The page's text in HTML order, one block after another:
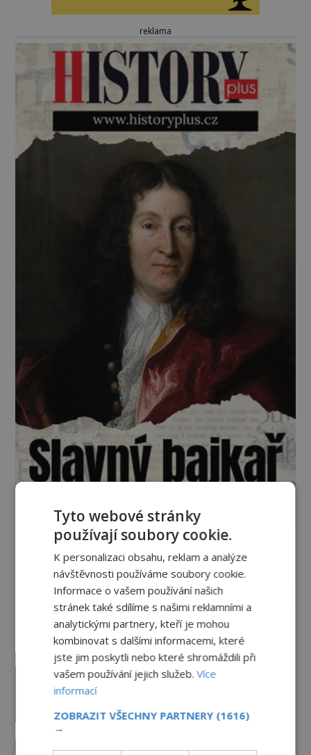
reklama
Vesmír a technologie
Co zachycují tajemné snímky
Marsu? Je na něm přeci jen voda?
Tyto webové stránky
používají soubory cookie.
K personalizaci obsahu, reklam a analýze
návštěvnosti používáme soubory cookie.
Informace o vašem používání našich
stránek také sdílíme s našimi reklamními a
analytickými partnery, kteří je mohou
kombinovat s dalšími informacemi, které
jste jim poskytli nebo které shromáždili při
vašem používání jejich služeb.Více
informací
ZOBRAZIT VŠECHNY PARTNERY (1616)
→